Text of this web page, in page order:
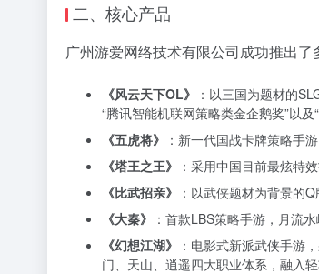
二、核心产品
广州游爱网络技术有限公司成功推出了
《风云天下OL》
：以三国为题材的
“腾讯智能机联网策略类金企鹅奖”以及
《五虎将》
：新一代国战卡牌策略手
《塔王之王》
：采用中国目前最炫特
《比武招亲》
：以武侠题材为背景的
《大秦》
：首款LBS策略手游，月流
《幻想江湖》
：电影式新派武侠手游
门、天山、逍遥四大职业体系，融入